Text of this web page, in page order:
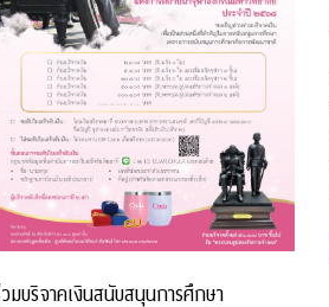
มบริจาคเงินสนับสนุนการศึกษา